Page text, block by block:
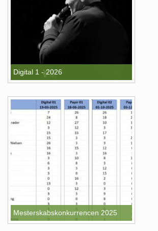
Digital 1 - 2026
Mesterskabskonkurrencen 2025